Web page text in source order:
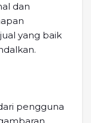
dan
yang baik
pengguna